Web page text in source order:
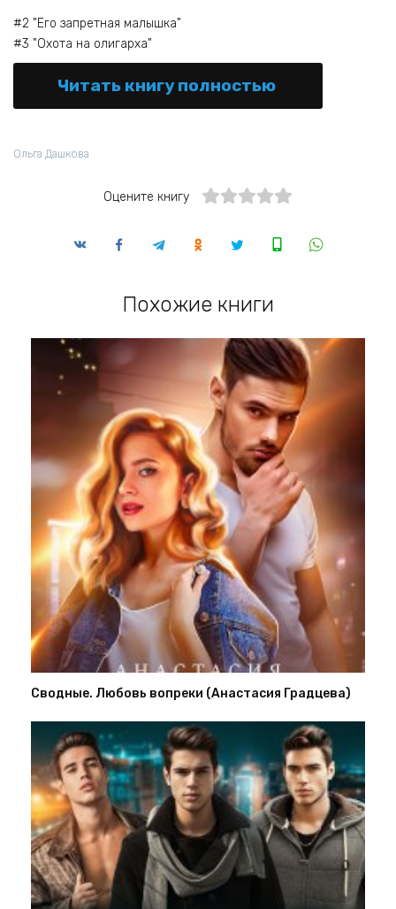
#2 "Его запретная малышка"
#3 "Охота на олигарха"
Читать книгу полностью
Ольга Дашкова
Оцените книгу
Похожие книги
Сводные. Любовь вопреки (Анастасия Градцева)